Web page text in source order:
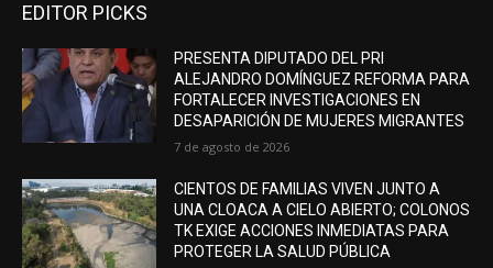
EDITOR PICKS
PRESENTA DIPUTADO DEL PRI
ALEJANDRO DOMÍNGUEZ REFORMA PARA
FORTALECER INVESTIGACIONES EN
DESAPARICIÓN DE MUJERES MIGRANTES
7 de agosto de 2026
CIENTOS DE FAMILIAS VIVEN JUNTO A
UNA CLOACA A CIELO ABIERTO; COLONOS
TK EXIGE ACCIONES INMEDIATAS PARA
PROTEGER LA SALUD PÚBLICA